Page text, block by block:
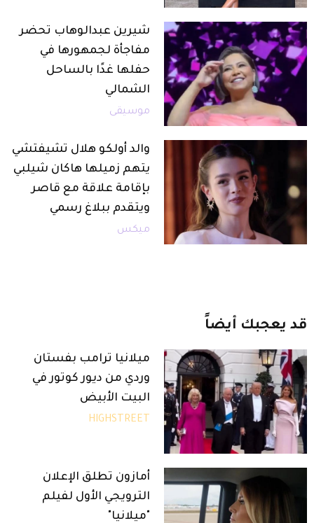
شيرين عبدالوهاب تحضر
مفاجأة لجمهورها في
حفلها غدًا بالساحل
الشمالي
موسيقى
والد أولكو هلال تشيفتشي
يتهم زميلها هاكان شيلبي
بإقامة علاقة مع قاصر
ويتقدم ببلاغ رسمي
ميكس
قد يعجبك أيضاً
ميلانيا ترامب بفستان
وردي من ديور كوتور في
البيت الأبيض
HIGHSTREET
أمازون تطلق الإعلان
الترويجي الأول لفيلم
"ميلانيا"